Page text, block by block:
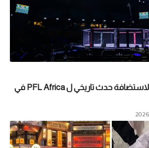
الدار البيضاء تستعد لاستضافة حدث تاريخي ل PFL Africa في